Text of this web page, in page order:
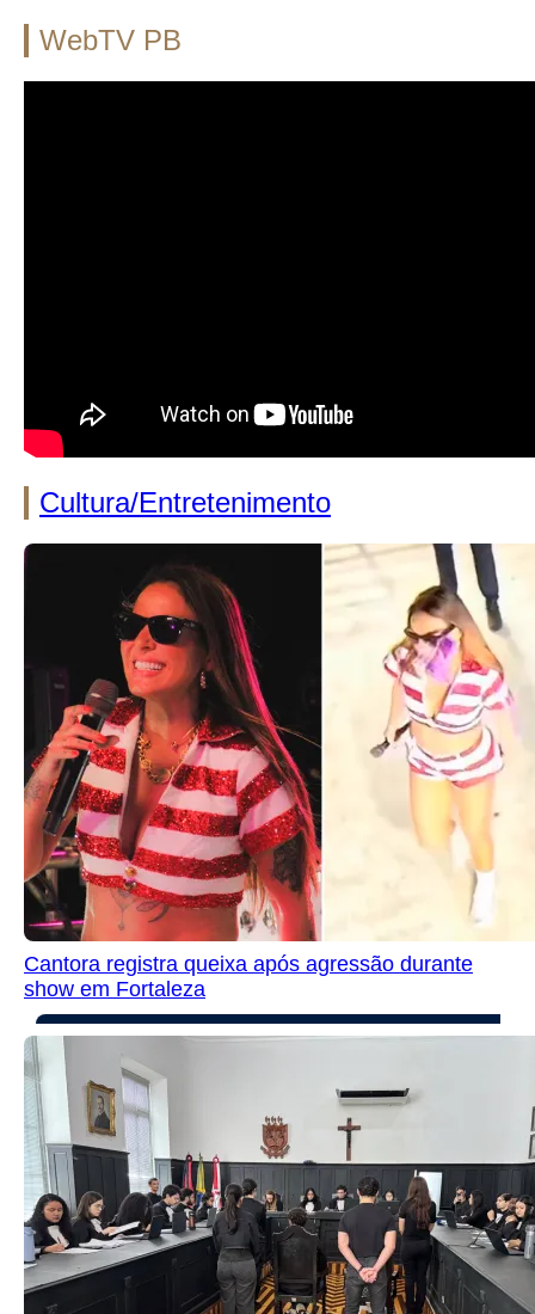
WebTV PB
Cultura/Entretenimento
Cantora registra queixa após agressão durante
show em Fortaleza